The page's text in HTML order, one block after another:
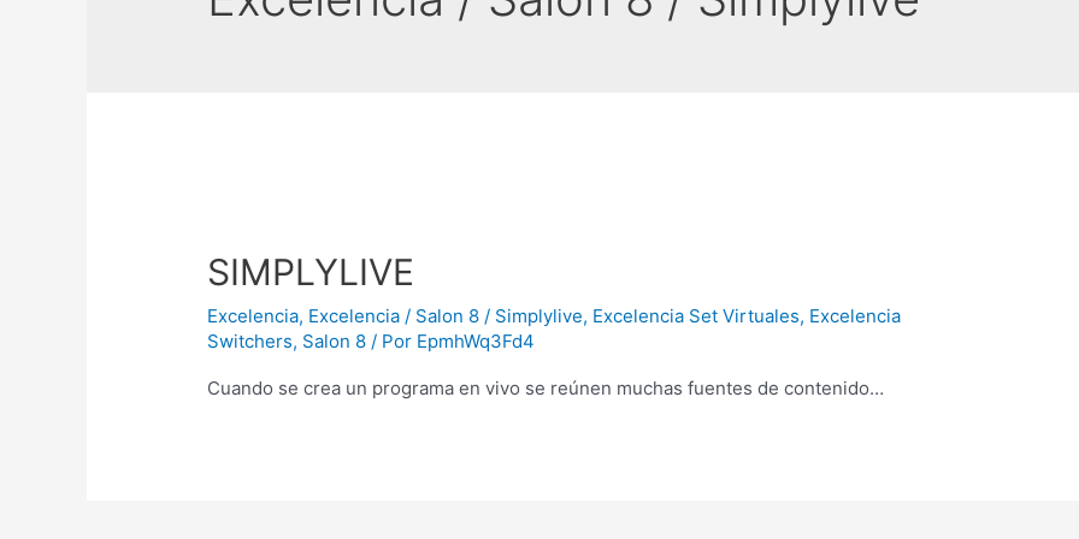
SIMPLYLIVE
Excelencia, Excelencia / Salon 8 / Simplylive, Excelencia Set Virtuales, Excelencia
Switchers, Salon 8 / Por EpmhWq3Fd4
Cuando se crea un programa en vivo se reúnen muchas fuentes de contenido…